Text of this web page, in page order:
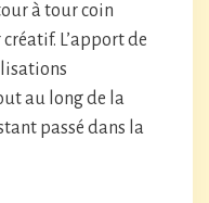
à tour coin
L’apport de
au long de la
passé dans la